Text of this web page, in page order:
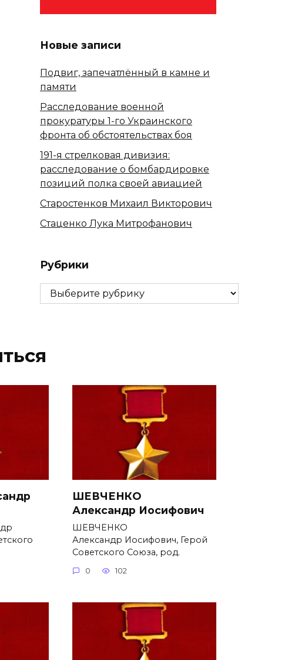
Новые записи
Подвиг, запечатлённый в камне и
памяти
Расследование военной
прокуратуры 1-го Украинского
фронта об обстоятельствах боя
191-я стрелковая дивизия:
расследование о бомбардировке
позиций полка своей авиацией
Старостенков Михаил Викторович
Стаценко Лука Митрофанович
Рубрики
Рубрики
ШЕВЧЕНКО
Александр Иосифович
ШЕВЧЕНКО
Александр Иосифович, Герой
Советского Союза, род.
0 102